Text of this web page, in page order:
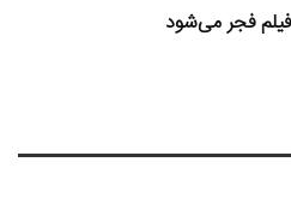
فجر می‌شود